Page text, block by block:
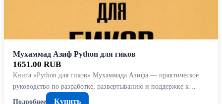
Мухаммад Азиф Python для гиков
1651.00 RUB
Книга «Python для гиков» Мухаммада Азифа — практическое
руководство по разработке, развертыванию и поддержке к…
Подробнее
Купить